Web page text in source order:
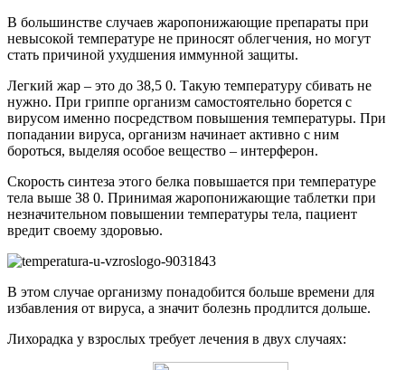
В большинстве случаев жаропонижающие препараты при
невысокой температуре не приносят облегчения, но могут
стать причиной ухудшения иммунной защиты.
Легкий жар – это до 38,5 0. Такую температуру сбивать не
нужно. При гриппе организм самостоятельно борется с
вирусом именно посредством повышения температуры. При
попадании вируса, организм начинает активно с ним
бороться, выделяя особое вещество – интерферон.
Скорость синтеза этого белка повышается при температуре
тела выше 38 0. Принимая жаропонижающие таблетки при
незначительном повышении температуры тела, пациент
вредит своему здоровью.
В этом случае организму понадобится больше времени для
избавления от вируса, а значит болезнь продлится дольше.
Лихорадка у взрослых требует лечения в двух случаях: